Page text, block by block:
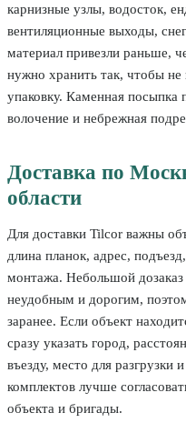
карнизные узлы, водосток,
вентиляционные выходы,
материал привезли раньше,
нужно хранить так, чтобы
упаковку. Каменная посыпка
волочение и небрежная
Доставка по
области
Для доставки Tilcor важны
длина планок, адрес,
монтажа. Небольшой дозаказ
неудобным и дорогим,
заранее. Если объект
сразу указать город,
въезду, место для разгрузки
комплектов лучше
объекта и бригады.